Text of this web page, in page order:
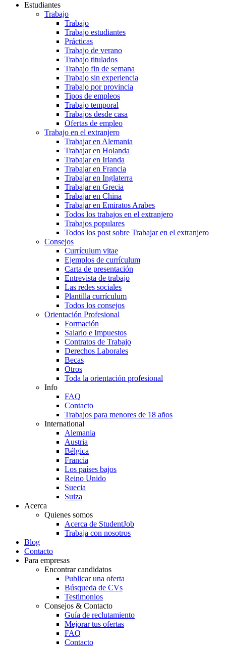
Estudiantes
Trabajo
Trabajo
Trabajo estudiantes
Prácticas
Trabajo de verano
Trabajo titulados
Trabajo fin de semana
Trabajo sin experiencia
Trabajo por provincia
Tipos de empleos
Trabajo temporal
Trabajos desde casa
Ofertas de empleo
Trabajo en el extranjero
Trabajar en Alemania
Trabajar en Holanda
Trabajar en Irlanda
Trabajar en Francia
Trabajar en Inglaterra
Trabajar en Grecia
Trabajar en China
Trabajar en Emiratos Arabes
Todos los trabajos en el extranjero
Trabajos populares
Todos los post sobre Trabajar en el extranjero
Consejos
Currículum vitae
Ejemplos de currículum
Carta de presentación
Entrevista de trabajo
Las redes sociales
Plantilla currículum
Todos los consejos
Orientación Profesional
Formación
Salario e Impuestos
Contratos de Trabajo
Derechos Laborales
Becas
Otros
Toda la orientación profesional
Info
FAQ
Contacto
Trabajos para menores de 18 años
International
Alemania
Austria
Bélgica
Francia
Los países bajos
Reino Unido
Suecia
Suiza
Acerca
Quienes somos
Acerca de StudentJob
Trabaja con nosotros
Blog
Contacto
Para empresas
Encontrar candidatos
Publicar una oferta
Búsqueda de CVs
Testimonios
Consejos & Contacto
Guía de reclutamiento
Mejorar tus ofertas
FAQ
Contacto